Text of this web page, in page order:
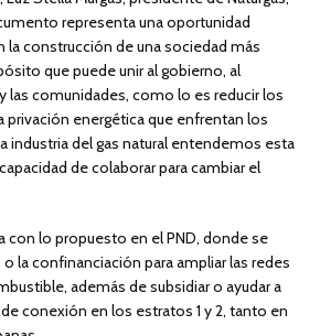
representa una oportunidad
la construcción de una sociedad más
que puede unir al gobierno, al
las comunidades, como lo es reducir los
privación energética que enfrentan los
industria del gas natural entendemos esta
de colaborar para cambiar el
con lo propuesto en el PND, donde se
la confinanciación para ampliar las redes
además de subsidiar o ayudar a
conexión en los estratos 1 y 2, tanto en